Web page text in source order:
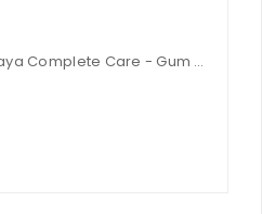
Pasta do zębów Himalaya Complete Care - Gum Expert 75 ml